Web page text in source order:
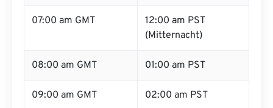
07:00 am GMT
12:00 am PST
(Mitternacht)
08:00 am GMT 01:00 am PST
09:00 am GMT 02:00 am PST